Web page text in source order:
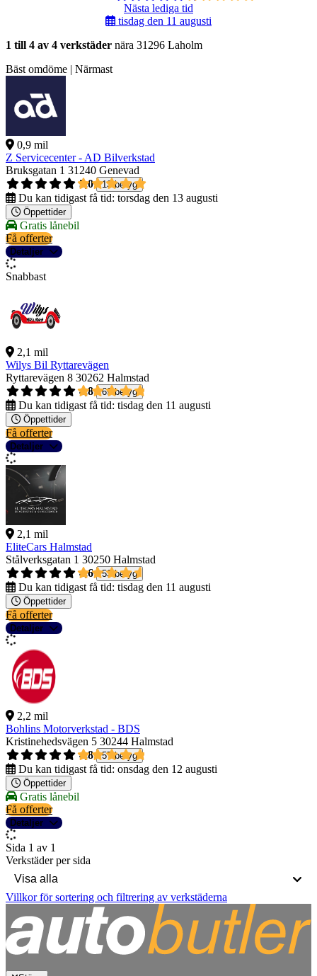
Nästa lediga tid
tisdag den 11 augusti
1 till 4 av 4 verkstäder nära 31296 Laholm
Bäst omdöme | Närmast
0,9 mil
Z Servicecenter - AD Bilverkstad
Bruksgatan 1 31240 Genevad
5,0
13 betyg
Du kan tidigast få tid: torsdag den 13 augusti
Öppettider
Gratis lånebil
Få offerter
Detaljer
Snabbast
2,1 mil
Wilys Bil Ryttarevägen
Ryttarevägen 8 30262 Halmstad
4,8
69 betyg
Du kan tidigast få tid: tisdag den 11 augusti
Öppettider
Få offerter
Detaljer
2,1 mil
EliteCars Halmstad
Stålverksgatan 1 30250 Halmstad
4,6
53 betyg
Du kan tidigast få tid: tisdag den 11 augusti
Öppettider
Få offerter
Detaljer
2,2 mil
Bohlins Motorverkstad - BDS
Kristinehedsvägen 5 30244 Halmstad
4,8
57 betyg
Du kan tidigast få tid: onsdag den 12 augusti
Öppettider
Gratis lånebil
Få offerter
Detaljer
Sida 1 av 1
Verkstäder per sida
Villkor för sortering och filtrering av verkstäderna